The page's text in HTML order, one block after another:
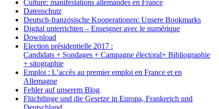
Culture: manifestations allemandes en France
Datenschutz
Deutsch-französische Kooperationen: Unsere Bookmarks
Digital unterrichten – Enseigner avec le numérique
Download
Election présidentielle 2017 :
Candidats + Sondages + Campagne électoral+ Bibliographie
+ sitographie
Emploi : L’accès au premier emploi en France et en
Allemagne
Fehler auf unserem Blog
Flüchtlinge und die Gesetze in Europa, Frankreich und
Deutschland